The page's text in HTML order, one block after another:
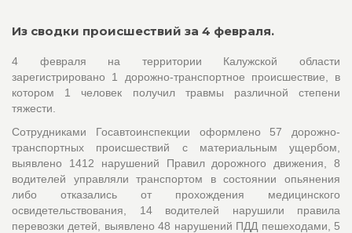
Из сводки происшествий за 4 февраля.
4 февраля на территории Калужской области
зарегистрировано 1 дорожно-транспортное происшествие, в
котором 1 человек получил травмы различной степени
тяжести.
Сотрудниками Госавтоинспекции оформлено 57 дорожно-
транспортных происшествий с материальным ущербом,
выявлено 1412 нарушений Правил дорожного движения, 8
водителей управляли транспортом в состоянии опьянения
либо отказались от прохождения медицинского
освидетельствования, 14 водителей нарушили правила
перевозки детей, выявлено 48 нарушений ПДД пешеходами, 5